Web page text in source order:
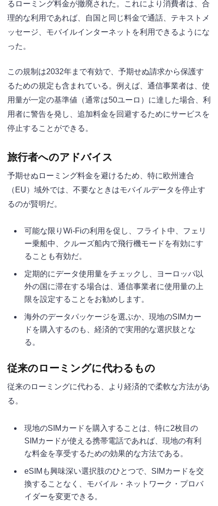
るローミング料金が撤廃された。これにより消費者は、合
理的な利用であれば、自国と同じ料金で通話、テキストメ
ッセージ、モバイルインターネットを利用できるようにな
った。
この規制は2032年まで有効で、予期せぬ請求から保護す
るための規定も含まれている。例えば、通信事業者は、使
用量が一定の基準値（通常は50ユーロ）に達した場合、利
用者に警告を発し、追加料金を回避するためにサービスを
停止することができる。
旅行者へのアドバイス
予期せぬローミング料金を避けるため、特に欧州連合
（EU）域外では、不要なときはモバイルデータを停止す
るのが賢明だ。
可能な限りWi-Fiの利用を促し、フライト中、フェリ
ー乗船中、クルーズ船内で飛行機モードを有効にす
ることも有効だ。
定期的にデータ使用量をチェックし、ヨーロッパ以
外の国に滞在する場合は、通信事業者に使用量の上
限を設定することをお勧めします。
海外のデータパッケージを選ぶか、現地のSIMカー
ドを購入するのも、経済的で実用的な選択肢とな
る。
従来のローミングに代わるもの
従来のローミングに代わる、より経済的で柔軟な方法があ
る。
現地のSIMカードを購入することは、特に2枚目の
SIMカードが使える携帯電話であれば、現地の有利
な料金を享受するための効果的な方法である。
eSIMも興味深い選択肢のひとつで、SIMカードを交
換することなく、モバイル・ネットワーク・プロバ
イダーを変更できる。